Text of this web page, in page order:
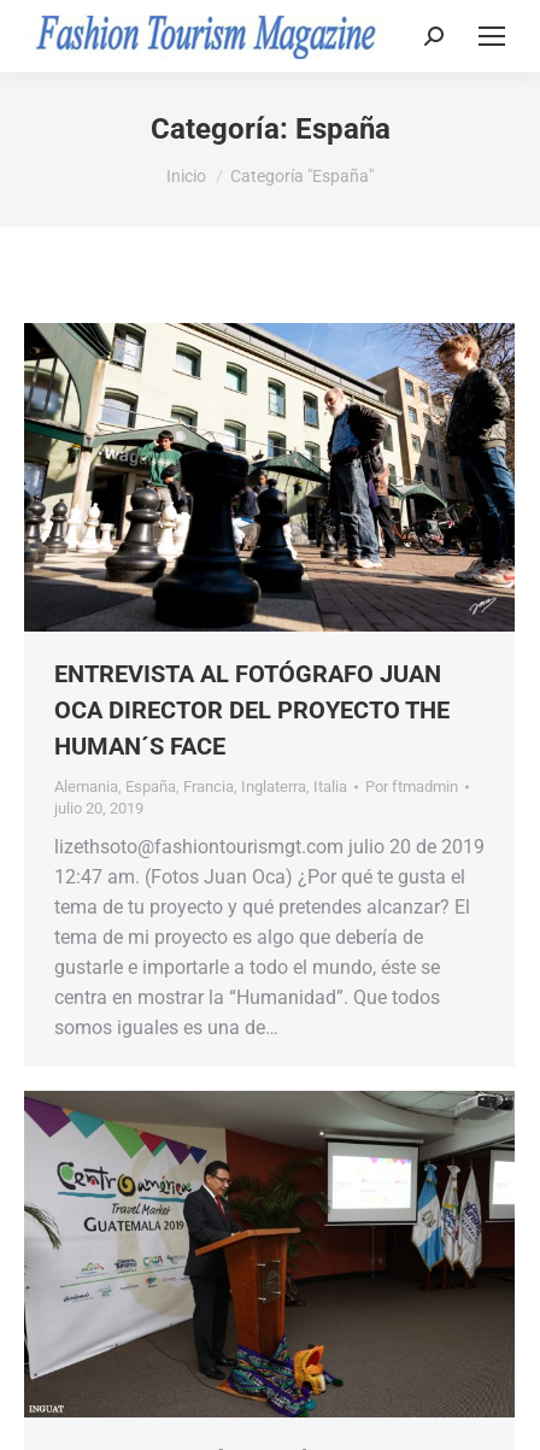
Buscar:
Categoría: España
Estás aquí:
Inicio Categoría "España"
ENTREVISTA AL FOTÓGRAFO JUAN
OCA DIRECTOR DEL PROYECTO THE
HUMAN´S FACE
Alemania, España, Francia, Inglaterra, Italia Por ftmadmin
julio 20, 2019
lizethsoto@fashiontourismgt.com julio 20 de 2019
12:47 am. (Fotos Juan Oca) ¿Por qué te gusta el
tema de tu proyecto y qué pretendes alcanzar? El
tema de mi proyecto es algo que debería de
gustarle e importarle a todo el mundo, éste se
centra en mostrar la “Humanidad”. Que todos
somos iguales es una de…